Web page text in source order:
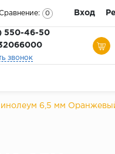
0 Вход
550-46-50
звонок
6,5 мм